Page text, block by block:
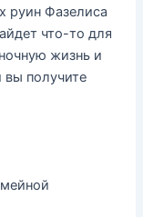
руин Фазелиса
что-то для
жизнь и
получите